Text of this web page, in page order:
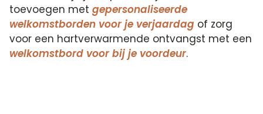
toevoegen metgepersonaliseerde
welkomstborden voor je verjaardag of zorg
voor een hartverwarmende ontvangst met een
welkomstbord voor bij je voordeur.